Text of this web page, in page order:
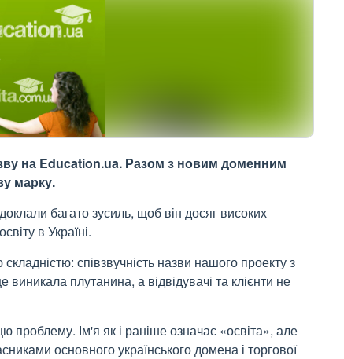
на Education.ua. Разом з новим доменним
марку.
багато зусиль, щоб він досяг високих
в Україні.
співзвучність назви нашого проекту з
плутанина, а відвідувачі та клієнти не
проблему. Ім'я як і раніше означає «освіта», але
основного українського домена і торгової